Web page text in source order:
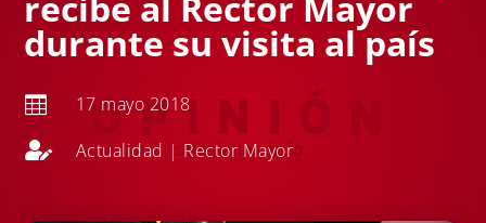
durante su visita al país
 17 mayo 2018
 Actualidad | Rector Mayor